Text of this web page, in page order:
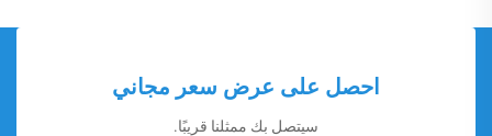
احصل على عرض سعر مجاني
سيتصل بك ممثلنا قريبًا.